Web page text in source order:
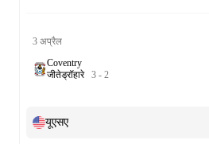
3 अप्रैल
Coventry
जीतेड्रॉहारे 3 - 2
यूएसए